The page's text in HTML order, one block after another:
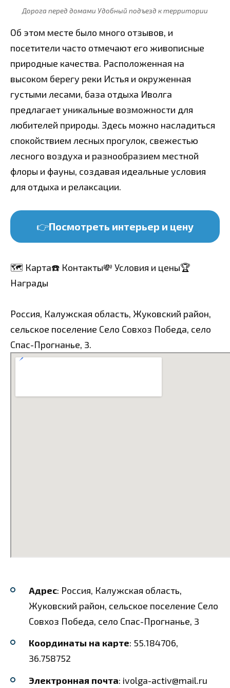
Дорога перед домами Удобный подъезд к территории
Об этом месте было много отзывов, и
посетители часто отмечают его живописные
природные качества. Расположенная на
высоком берегу реки Истья и окруженная
густыми лесами, база отдыха Иволга
предлагает уникальные возможности для
любителей природы. Здесь можно насладиться
спокойствием лесных прогулок, свежестью
лесного воздуха и разнообразием местной
флоры и фауны, создавая идеальные условия
для отдыха и релаксации.
👉Посмотреть интерьер и цену
🗺️ Карта☎️ Контакты💸 Условия и цены🏆
Награды
Россия, Калужская область, Жуковский район,
сельское поселение Село Совхоз Победа, село
Спас-Прогнанье, 3.
Адрес: Россия, Калужская область,
Жуковский район, сельское поселение Село
Совхоз Победа, село Спас-Прогнанье, 3
Координаты на карте: 55.184706,
36.758752
Электронная почта: ivolga-activ@mail.ru